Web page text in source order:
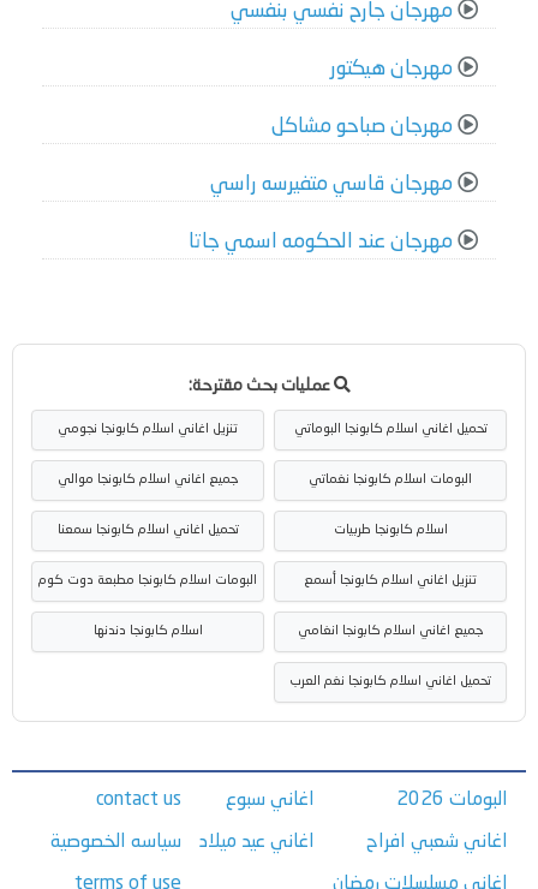
مهرجان جارح نفسي بنفسي
مهرجان هيكتور
مهرجان صباحو مشاكل
مهرجان قاسي متفيرسه راسي
مهرجان عند الحكومه اسمي جاتا
عمليات بحث مقترحة:
تحميل اغاني اسلام كابونجا البوماتي تنزيل اغاني اسلام كابونجا نجومي
البومات اسلام كابونجا نغماتي جميع اغاني اسلام كابونجا موالي
اسلام كابونجا طربيات تحميل اغاني اسلام كابونجا سمعنا
تنزيل اغاني اسلام كابونجا أسمع البومات اسلام كابونجا مطبعة دوت كوم
جميع اغاني اسلام كابونجا انغامي اسلام كابونجا دندنها
تحميل اغاني اسلام كابونجا نغم العرب
البومات 2026
اغاني شعبي افراح
اغاني مسلسلات رمضان
اغاني سبوع
اغاني عيد ميلاد
contact us
سياسه الخصوصية
terms of use